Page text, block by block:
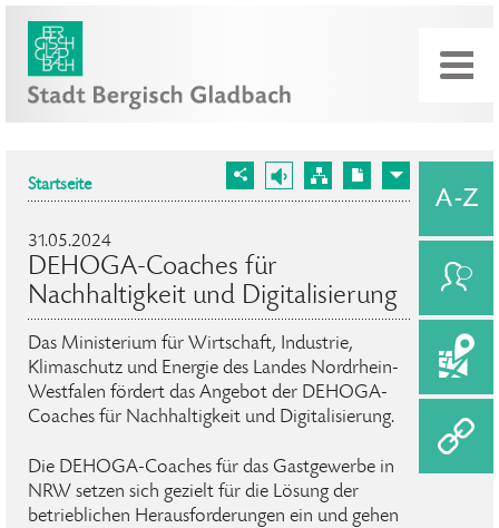
Startseite
31.05.2024
DEHOGA-Coaches für
Nachhaltigkeit und Digitalisierung
Das Ministerium für Wirtschaft, Industrie,
Klimaschutz und Energie des Landes Nordrhein-
Westfalen fördert das Angebot der DEHOGA-
Coaches für Nachhaltigkeit und Digitalisierung.
Die DEHOGA-Coaches für das Gastgewerbe in
NRW setzen sich gezielt für die Lösung der
betrieblichen Herausforderungen ein und gehen